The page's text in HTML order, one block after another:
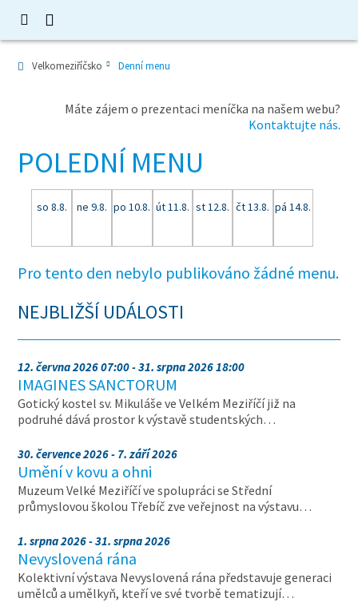
Velkomeziříčsko Denní menu
Máte zájem o prezentaci meníčka na našem webu?
Kontaktujte nás.
POLEDNÍ MENU
so 8.8. ne 9.8. po 10.8. út 11.8. st 12.8. čt 13.8. pá 14.8.
Pro tento den nebylo publikováno žádné menu.
NEJBLIŽŠÍ UDÁLOSTI
12. června 2026 07:00 - 31. srpna 2026 18:00
IMAGINES SANCTORUM
Gotický kostel sv. Mikuláše ve Velkém Meziříčí již na
podruhé dává prostor k výstavě studentských…
30. července 2026 - 7. září 2026
Umění v kovu a ohni
Muzeum Velké Meziříčí ve spolupráci se Střední
průmyslovou školou Třebíč zve veřejnost na výstavu…
1. srpna 2026 - 31. srpna 2026
Nevyslovená rána
Kolektivní výstava Nevyslovená rána představuje generaci
umělců a umělkyň, kteří ve své tvorbě tematizují…